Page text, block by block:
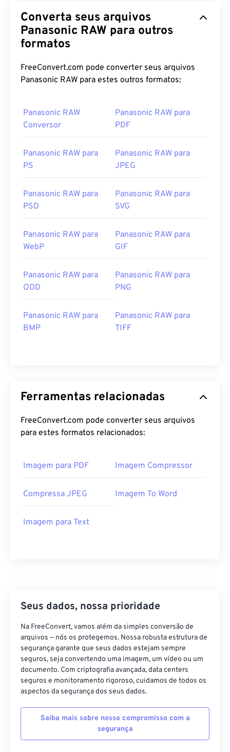
Converta seus arquivos
Panasonic RAW para outros
formatos
FreeConvert.com pode converter seus arquivos
Panasonic RAW para estes outros formatos:
Panasonic RAW
Conversor
Panasonic RAW para
PDF
Panasonic RAW para
PS
Panasonic RAW para
JPEG
Panasonic RAW para
PSD
Panasonic RAW para
SVG
Panasonic RAW para
WebP
Panasonic RAW para
GIF
Panasonic RAW para
ODD
Panasonic RAW para
PNG
Panasonic RAW para
BMP
Panasonic RAW para
TIFF
Ferramentas relacionadas
FreeConvert.com pode converter seus arquivos
para estes formatos relacionados:
Imagem para PDF Imagem Compressor
Compressa JPEG Imagem To Word
Imagem para Text
Seus dados, nossa prioridade
Na FreeConvert, vamos além da simples conversão de
arquivos — nós os protegemos. Nossa robusta estrutura de
segurança garante que seus dados estejam sempre
seguros, seja convertendo uma imagem, um vídeo ou um
documento. Com criptografia avançada, data centers
seguros e monitoramento rigoroso, cuidamos de todos os
aspectos da segurança dos seus dados.
Saiba mais sobre nosso compromisso com a
segurança